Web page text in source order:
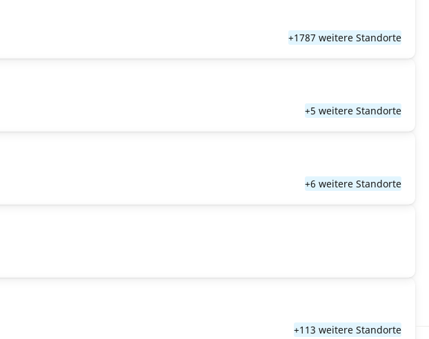
+1787 weitere Standorte
+5 weitere Standorte
+6 weitere Standorte
+113 weitere Standorte